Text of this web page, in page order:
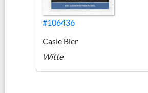
#106436
Casle Bier
Witte